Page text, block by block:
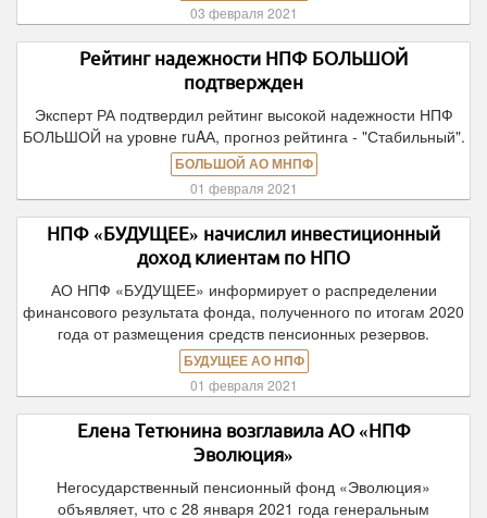
03 февраля 2021
Рейтинг надежности НПФ БОЛЬШОЙ
подтвержден
Эксперт РА подтвердил рейтинг высокой надежности НПФ
БОЛЬШОЙ на уровне ruAА, прогноз рейтинга - "Стабильный".
БОЛЬШОЙ АО МНПФ
01 февраля 2021
НПФ «БУДУЩЕЕ» начислил инвестиционный
доход клиентам по НПО
АО НПФ «БУДУЩЕЕ» информирует о распределении
финансового результата фонда, полученного по итогам 2020
года от размещения средств пенсионных резервов.
БУДУЩЕЕ АО НПФ
01 февраля 2021
Елена Тетюнина возглавила АО «НПФ
Эволюция»
Негосударственный пенсионный фонд «Эволюция»
объявляет, что с 28 января 2021 года генеральным